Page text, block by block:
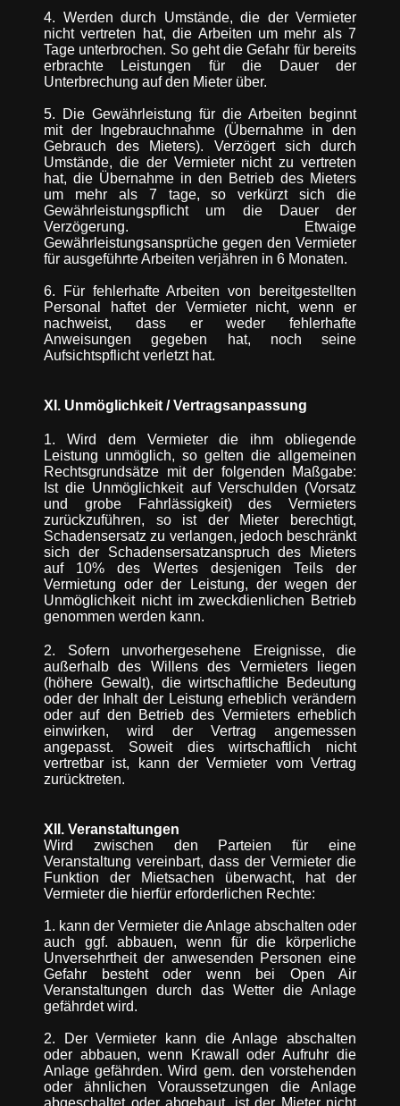
4. Werden durch Umstände, die der Vermieter
nicht vertreten hat, die Arbeiten um mehr als 7
Tage unterbrochen. So geht die Gefahr für bereits
erbrachte Leistungen für die Dauer der
Unterbrechung auf den Mieter über.
5. Die Gewährleistung für die Arbeiten beginnt
mit der Ingebrauchnahme (Übernahme in den
Gebrauch des Mieters). Verzögert sich durch
Umstände, die der Vermieter nicht zu vertreten
hat, die Übernahme in den Betrieb des Mieters
um mehr als 7 tage, so verkürzt sich die
Gewährleistungspflicht um die Dauer der
Verzögerung. Etwaige
Gewährleistungsansprüche gegen den Vermieter
für ausgeführte Arbeiten verjähren in 6 Monaten.
6. Für fehlerhafte Arbeiten von bereitgestellten
Personal haftet der Vermieter nicht, wenn er
nachweist, dass er weder fehlerhafte
Anweisungen gegeben hat, noch seine
Aufsichtspflicht verletzt hat.
XI. Unmöglichkeit / Vertragsanpassung
1. Wird dem Vermieter die ihm obliegende
Leistung unmöglich, so gelten die allgemeinen
Rechtsgrundsätze mit der folgenden Maßgabe:
Ist die Unmöglichkeit auf Verschulden (Vorsatz
und grobe Fahrlässigkeit) des Vermieters
zurückzuführen, so ist der Mieter berechtigt,
Schadensersatz zu verlangen, jedoch beschränkt
sich der Schadensersatzanspruch des Mieters
auf 10% des Wertes desjenigen Teils der
Vermietung oder der Leistung, der wegen der
Unmöglichkeit nicht im zweckdienlichen Betrieb
genommen werden kann.
2. Sofern unvorhergesehene Ereignisse, die
außerhalb des Willens des Vermieters liegen
(höhere Gewalt), die wirtschaftliche Bedeutung
oder der Inhalt der Leistung erheblich verändern
oder auf den Betrieb des Vermieters erheblich
einwirken, wird der Vertrag angemessen
angepasst. Soweit dies wirtschaftlich nicht
vertretbar ist, kann der Vermieter vom Vertrag
zurücktreten.
XII. Veranstaltungen
Wird zwischen den Parteien für eine
Veranstaltung vereinbart, dass der Vermieter die
Funktion der Mietsachen überwacht, hat der
Vermieter die hierfür erforderlichen Rechte:
1. kann der Vermieter die Anlage abschalten oder
auch ggf. abbauen, wenn für die körperliche
Unversehrtheit der anwesenden Personen eine
Gefahr besteht oder wenn bei Open Air
Veranstaltungen durch das Wetter die Anlage
gefährdet wird.
2. Der Vermieter kann die Anlage abschalten
oder abbauen, wenn Krawall oder Aufruhr die
Anlage gefährden. Wird gem. den vorstehenden
oder ähnlichen Voraussetzungen die Anlage
abgeschaltet oder abgebaut, ist der Mieter nicht